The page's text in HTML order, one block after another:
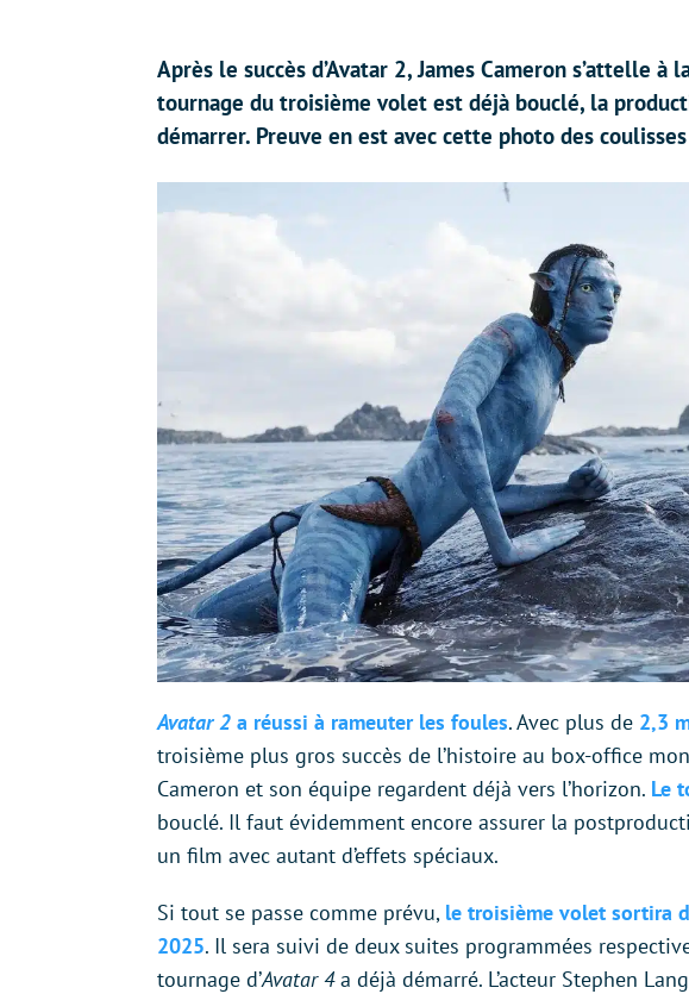
Après le succès d’Avatar 2, James Cameron s’attelle
tournage du troisième volet est déjà bouclé, la
démarrer. Preuve en est avec cette photo des
Avatar 2 a réussi à rameuter les foules. Avec plus de 2,3
troisième plus gros succès de l’histoire au box-office
Cameron et son équipe regardent déjà vers l’horizon. Le
bouclé. Il faut évidemment encore assurer la
un film avec autant d’effets spéciaux.
Si tout se passe comme prévu, le troisième volet sortira
2025. Il sera suivi de deux suites programmées
tournage d’Avatar 4a déjà démarré. L’acteur Stephen